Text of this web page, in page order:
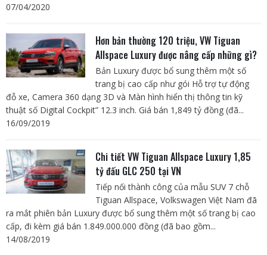
07/04/2020
Hơn bản thường 120 triệu, VW Tiguan
Allspace Luxury được nâng cấp những gì?
Bản Luxury được bổ sung thêm một số
trang bị cao cấp như gói Hỗ trợ tự động
đỗ xe, Camera 360 dạng 3D và Màn hình hiển thị thông tin kỹ
thuật số Digital Cockpit” 12.3 inch. Giá bán 1,849 tỷ đồng (đã...
16/09/2019
Chi tiết VW Tiguan Allspace Luxury 1,85
tỷ đấu GLC 250 tại VN
Tiếp nối thành công của mẫu SUV 7 chỗ
Tiguan Allspace, Volkswagen Việt Nam đã
ra mắt phiên bản Luxury được bổ sung thêm một số trang bị cao
cấp, đi kèm giá bán 1.849.000.000 đồng (đã bao gồm...
14/08/2019